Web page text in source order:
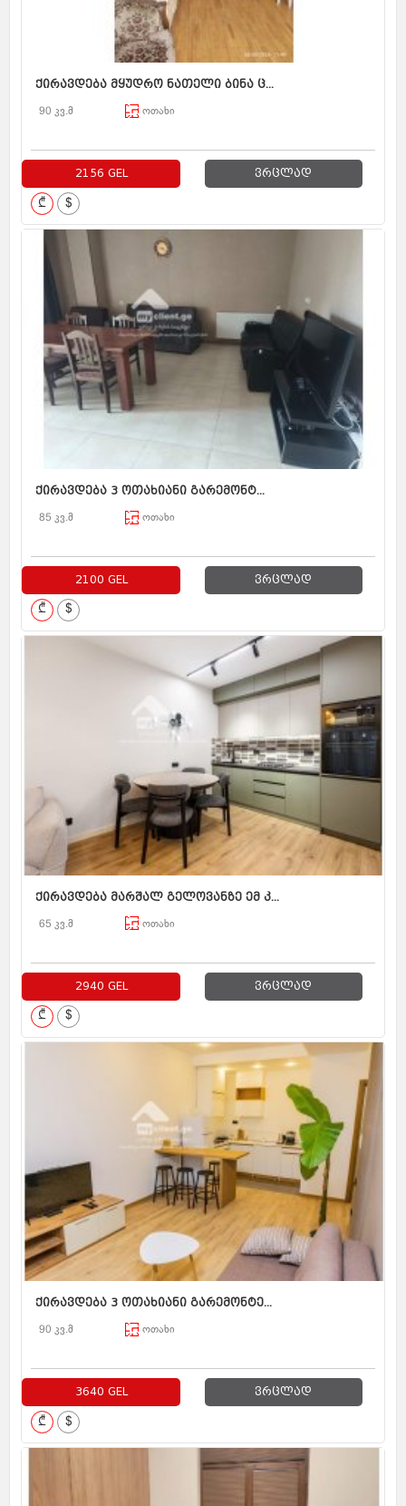
ქირავდება მყუდრო ნათელი ბინა ც...
90 კვ.მ ოთახი
2156 GEL ვრცლად
₾ $
ქირავდება 3 ოთახიანი გარემონტ...
85 კვ.მ ოთახი
2100 GEL ვრცლად
₾ $
ქირავდება მარშალ გელოვანზე ემ კ...
65 კვ.მ ოთახი
2940 GEL ვრცლად
₾ $
ქირავდება 3 ოთახიანი გარემონტე...
90 კვ.მ ოთახი
3640 GEL ვრცლად
₾ $